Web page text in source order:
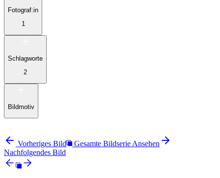
Fotograf:in
1
Schlagworte
2
Bildmotiv
Vorheriges Bild
Gesamte Bildserie Ansehen
Nachfolgendes Bild